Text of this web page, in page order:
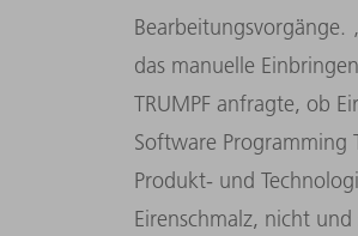
das manuelle
TRUMPF anfragte, ob
Software Programming
Produkt- und
Eirenschmalz, nicht und